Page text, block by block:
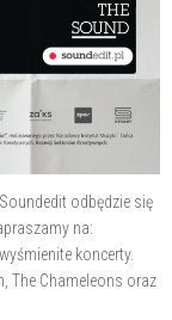
odbędzie się
na:
koncerty.
The Chameleons oraz